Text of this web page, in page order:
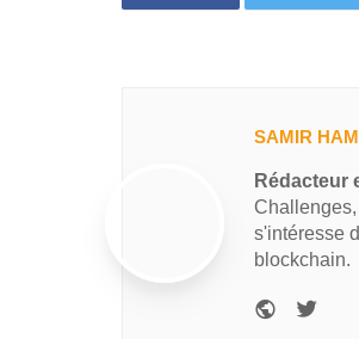
SAMIR
Rédacteur
Challenges,
s'intéresse
blockchain.